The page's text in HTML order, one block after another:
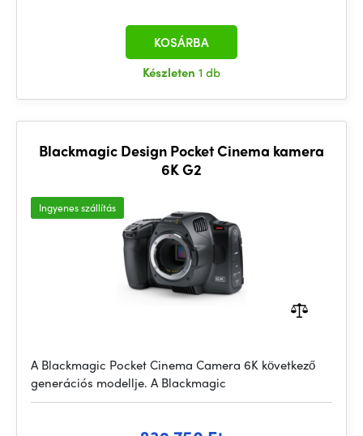
Készleten 1 db
KOSÁRBA
Blackmagic Design Pocket Cinema kamera
6K G2
Ingyenes szállítás
A Blackmagic Pocket Cinema Camera 6K következő
generációs modellje. A Blackmagic